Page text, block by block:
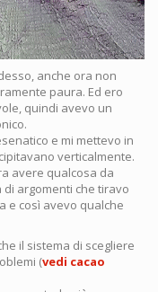
anche ora non
paura. Ed ero
quindi avevo un
e mi mettevo in
verticalmente.
avere qualcosa da
argomenti che tiravo
e così avevo qualche
il sistema di scegliere
(vedi cacao